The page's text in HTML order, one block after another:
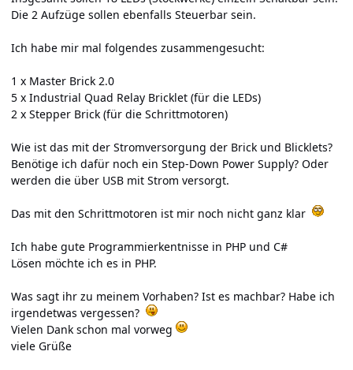
Die 2 Aufzüge sollen ebenfalls Steuerbar sein.
Ich habe mir mal folgendes zusammengesucht:
1 x Master Brick 2.0
5 x Industrial Quad Relay Bricklet (für die LEDs)
2 x Stepper Brick (für die Schrittmotoren)
Wie ist das mit der Stromversorgung der Brick und Blicklets?
Benötige ich dafür noch ein Step-Down Power Supply? Oder
werden die über USB mit Strom versorgt.
Das mit den Schrittmotoren ist mir noch nicht ganz klar
Ich habe gute Programmierkentnisse in PHP und C#
Lösen möchte ich es in PHP.
Was sagt ihr zu meinem Vorhaben? Ist es machbar? Habe ich
irgendetwas vergessen?
Vielen Dank schon mal vorweg
viele Grüße